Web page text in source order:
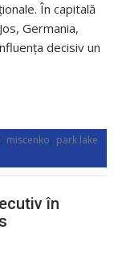
În capitală
Germania,
decisiv un
, miscenko, park lake
în